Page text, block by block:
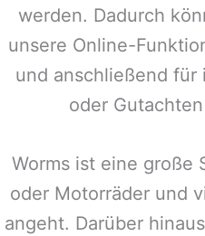
werden. Dadurch
unsere Online-
und anschließend für
oder
Wormsist eine große
oder Motorräder und
angeht. Darüber